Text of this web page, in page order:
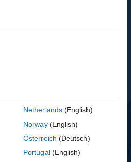
モデル化
価版を試す
を表示する
か? 営業へのお問い合わせ
Netherlands(English)
Norway(English)
Österreich (Deutsch)
Portugal(English)